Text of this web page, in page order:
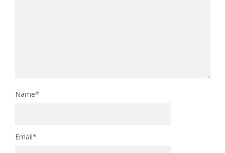
Name*
Email*